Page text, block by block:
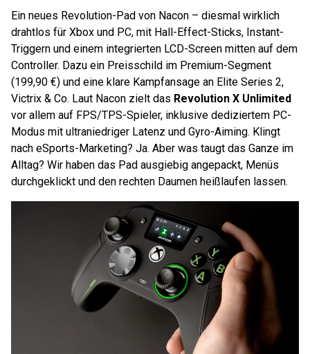
Ein neues Revolution-Pad von Nacon – diesmal wirklich
drahtlos für Xbox und PC, mit Hall-Effect-Sticks, Instant-
Triggern und einem integrierten LCD-Screen mitten auf dem
Controller. Dazu ein Preisschild im Premium-Segment
(199,90 €) und eine klare Kampfansage an Elite Series 2,
Victrix & Co. Laut Nacon zielt das Revolution X Unlimited
vor allem auf FPS/TPS-Spieler, inklusive dediziertem PC-
Modus mit ultraniedriger Latenz und Gyro-Aiming. Klingt
nach eSports-Marketing? Ja. Aber was taugt das Ganze im
Alltag? Wir haben das Pad ausgiebig angepackt, Menüs
durchgeklickt und den rechten Daumen heißlaufen lassen.